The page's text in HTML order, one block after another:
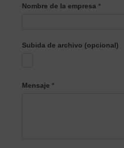
Nombre de la empresa *
Subida de archivo (opcional)
Mensaje *